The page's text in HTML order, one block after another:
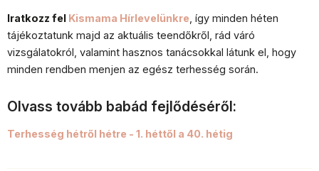
Iratkozz fel Kismama Hírlevelünkre , így minden héten
tájékoztatunk majd az aktuális teendőkről, rád váró
vizsgálatokról, valamint hasznos tanácsokkal látunk el, hogy
minden rendben menjen az egész terhesség során.
Olvass tovább babád fejlődéséről:
Terhesség hétről hétre - 1. héttől a 40. hétig